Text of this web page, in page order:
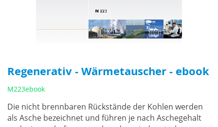
Regenerativ - Wärmetauscher - ebook
M223ebook
Die nicht brennbaren Rückstände der Kohlen werden
als Asche bezeichnet und führen je nach Aschegehalt